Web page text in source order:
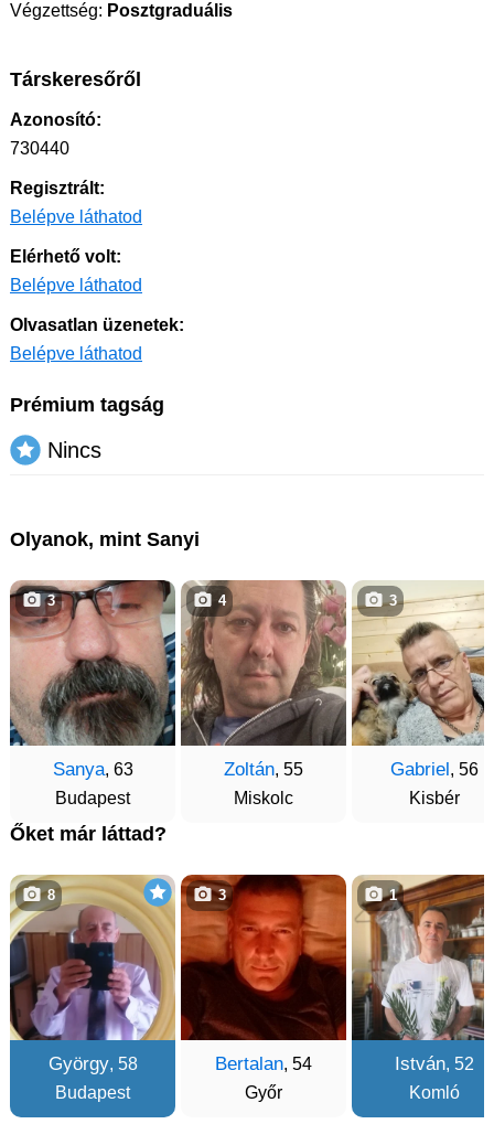
Végzettség: Posztgraduális
Társkeresőről
Azonosító:
730440
Regisztrált:
Belépve láthatod
Elérhető volt:
Belépve láthatod
Olvasatlan üzenetek:
Belépve láthatod
Prémium tagság
Nincs
Olyanok, mint Sanyi
Sanya, 63
Budapest
3
Zoltán, 55
Miskolc
4
Gabriel , 56
Kisbér
3
Őket már láttad?
György, 58
Budapest
8
Bertalan, 54
Győr
3
István, 52
Komló
1